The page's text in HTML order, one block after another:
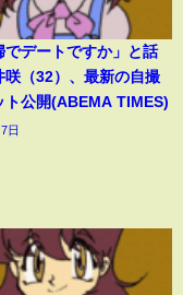
でデートですか」と話
咲（32）、最新の自撮
ト公開(ABEMA TIMES)
日